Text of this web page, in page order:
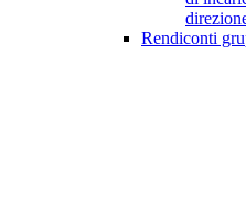
Rendiconti